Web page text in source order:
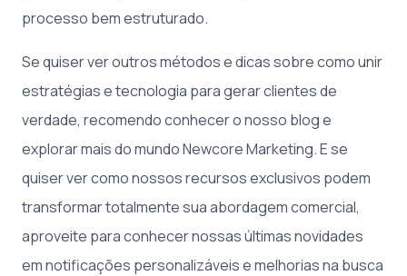
processo bem estruturado.
Se quiser ver outros métodos e dicas sobre como unir
estratégias e tecnologia para gerar clientes de
verdade, recomendo conhecer o nosso blog e
explorar mais do mundo Newcore Marketing. E se
quiser ver como nossos recursos exclusivos podem
transformar totalmente sua abordagem comercial,
aproveite para conhecer nossas últimas novidades
em notificações personalizáveis e melhorias na busca